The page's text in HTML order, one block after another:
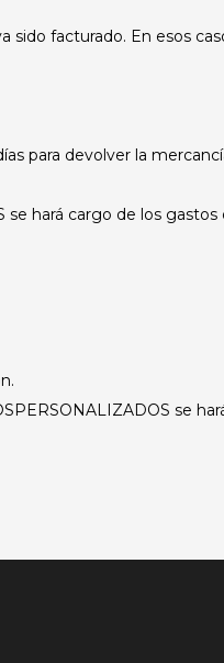
facturado. En esos
para devolver la
hará cargo de los
se